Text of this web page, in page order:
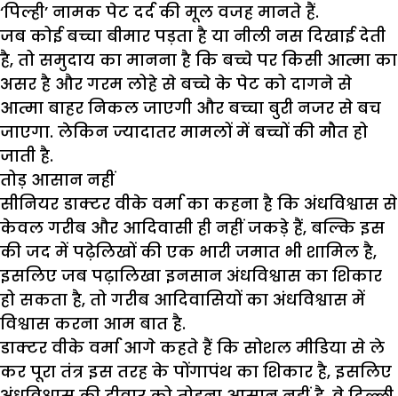
‘पिल्ही’ नामक पेट दर्द की मूल वजह मानते हैं.
जब कोई बच्चा बीमार पड़ता है या नीली नस दिखाई देती
है, तो समुदाय का मानना है कि बच्चे पर किसी आत्मा का
असर है और गरम लोहे से बच्चे के पेट को दागने से
आत्मा बाहर निकल जाएगी और बच्चा बुरी नजर से बच
जाएगा. लेकिन ज्यादातर मामलों में बच्चों की मौत हो
जाती है.
तोड़ आसान नहीं
सीनियर डाक्टर वीके वर्मा का कहना है कि अंधविश्वास से
केवल गरीब और आदिवासी ही नहीं जकड़े हैं, बल्कि इस
की जद में पढ़ेलिखों की एक भारी जमात भी शामिल है,
इसलिए जब पढ़ालिखा इनसान अंधविश्वास का शिकार
हो सकता है, तो गरीब आदिवासियों का अंधविश्वास में
विश्वास करना आम बात है.
डाक्टर वीके वर्मा आगे कहते हैं कि सोशल मीडिया से ले
कर पूरा तंत्र इस तरह के पोंगापंथ का शिकार है, इसलिए